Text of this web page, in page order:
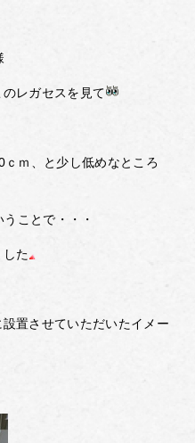
レガセスを見て
ｍ、と少し低めなところ
うことで・・・
た
置させていただいたイメー